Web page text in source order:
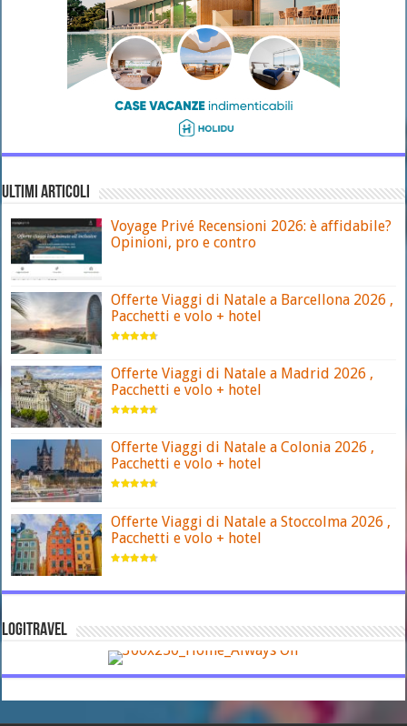
ULTIMI ARTICOLI
Voyage Privé Recensioni 2026: è affidabile?
Opinioni, pro e contro
Offerte Viaggi di Natale a Barcellona 2026 ,
Pacchetti e volo + hotel
Offerte Viaggi di Natale a Madrid 2026 ,
Pacchetti e volo + hotel
Offerte Viaggi di Natale a Colonia 2026 ,
Pacchetti e volo + hotel
Offerte Viaggi di Natale a Stoccolma 2026 ,
Pacchetti e volo + hotel
LOGITRAVEL